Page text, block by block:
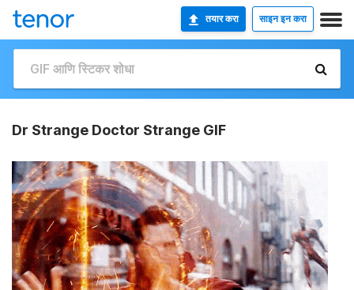
तयार करा साइन इन करा
Dr Strange Doctor Strange GIF